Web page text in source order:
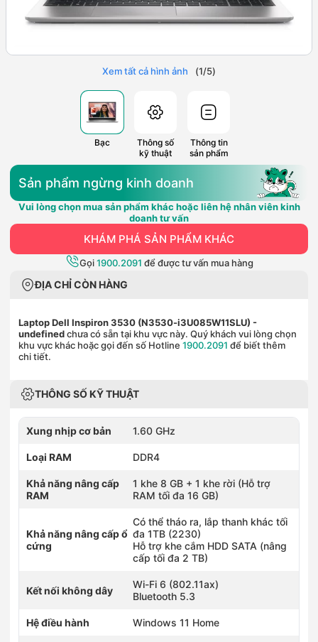
Xem tất cả hình ảnh (1/5)
Bạc
Thông số
kỹ thuật
Thông tin
sản phẩm
Sản phẩm ngừng kinh doanh
Vui lòng chọn mua sản phẩm khác hoặc liên hệ nhân viên kinh
doanh tư vấn
KHÁM PHÁ SẢN PHẨM KHÁC
Gọi1900.2091 để được tư vấn mua hàng
ĐỊA CHỈ CÒN HÀNG
Laptop Dell Inspiron 3530 (N3530-i3U085W11SLU) -
undefinedchưa có sẵn tại khu vực này. Quý khách vui lòng chọn
khu vực khác hoặc gọi đến số Hotline 1900.2091 để biết thêm
chi tiết.
THÔNG SỐ KỸ THUẬT
Xung nhịp cơ bản 1.60 GHz
Loại RAM DDR4
Khả năng nâng cấp
RAM
1 khe 8 GB + 1 khe rời (Hỗ trợ
RAM tối đa 16 GB)
Khả năng nâng cấp ổ
cứng
Có thể tháo ra, lắp thanh khác tối
đa 1TB (2230)
Hỗ trợ khe cắm HDD SATA (nâng
cấp tối đa 2 TB)
Kết nối không dây
Wi-Fi 6 (802.11ax)
Bluetooth 5.3
Hệ điều hành Windows 11 Home